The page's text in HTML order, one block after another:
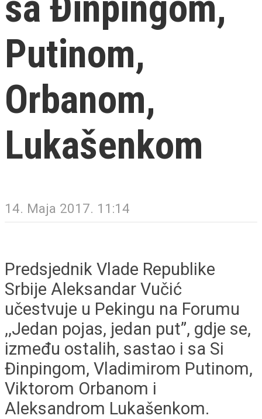
Putinom,
Orbanom,
Lukašenkom
14. Maja 2017. 11:14
Predsjednik Vlade Republike
Srbije Aleksandar Vučić
učestvuje u Pekingu na Forumu
,,Jedan pojas, jedan put”, gdje se,
između ostalih, sastao i sa Si
Đinpingom, Vladimirom Putinom,
Viktorom Orbanom i
Aleksandrom Lukašenkom.